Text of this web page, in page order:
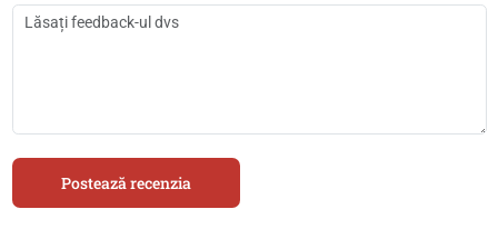
Postează recenzia